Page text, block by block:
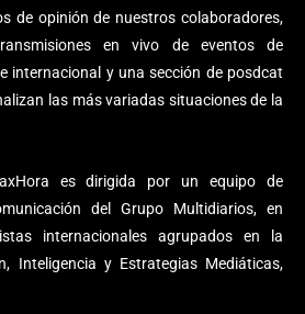
de opinión de nuestros colaboradores,
en vivo de eventos de
internacional y una sección de posdcat
las más variadas situaciones de la
es dirigida por un equipo de
del Grupo Multidiarios, en
internacionales agrupados en la
Inteligencia y Estrategias Mediáticas,